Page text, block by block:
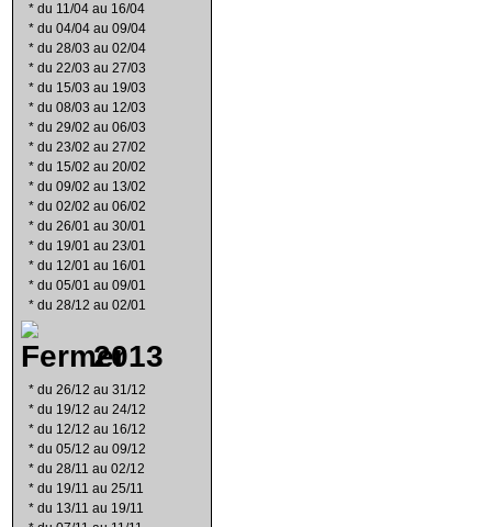
* du 11/04 au 16/04
* du 04/04 au 09/04
* du 28/03 au 02/04
* du 22/03 au 27/03
* du 15/03 au 19/03
* du 08/03 au 12/03
* du 29/02 au 06/03
* du 23/02 au 27/02
* du 15/02 au 20/02
* du 09/02 au 13/02
* du 02/02 au 06/02
* du 26/01 au 30/01
* du 19/01 au 23/01
* du 12/01 au 16/01
* du 05/01 au 09/01
* du 28/12 au 02/01
2013
* du 26/12 au 31/12
* du 19/12 au 24/12
* du 12/12 au 16/12
* du 05/12 au 09/12
* du 28/11 au 02/12
* du 19/11 au 25/11
* du 13/11 au 19/11